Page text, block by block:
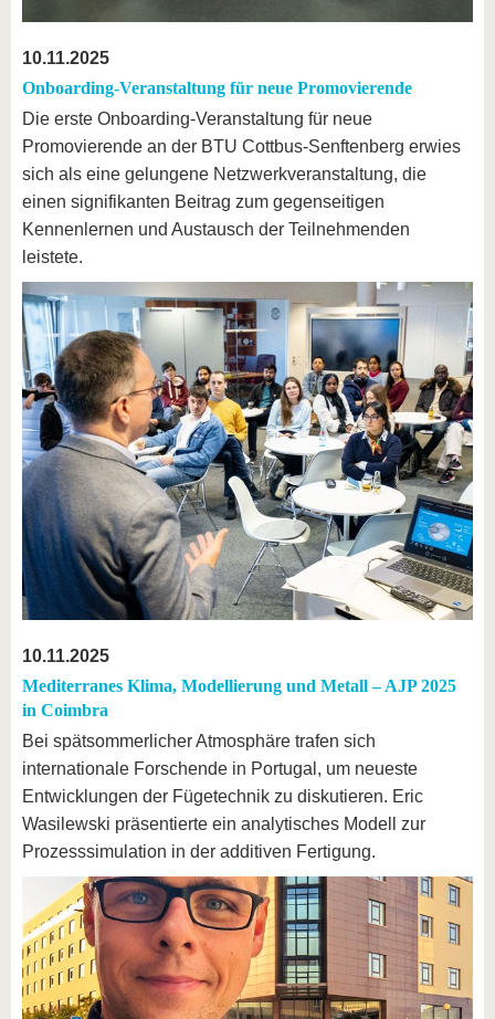
10.11.2025
Onboarding-Veranstaltung für neue Promovierende
Die erste Onboarding-Veranstaltung für neue
Promovierende an der BTU Cottbus-Senftenberg erwies
sich als eine gelungene Netzwerkveranstaltung, die
einen signifikanten Beitrag zum gegenseitigen
Kennenlernen und Austausch der Teilnehmenden
leistete.
10.11.2025
Mediterranes Klima, Modellierung und Metall – AJP 2025
in Coimbra
Bei spätsommerlicher Atmosphäre trafen sich
internationale Forschende in Portugal, um neueste
Entwicklungen der Fügetechnik zu diskutieren. Eric
Wasilewski präsentierte ein analytisches Modell zur
Prozesssimulation in der additiven Fertigung.